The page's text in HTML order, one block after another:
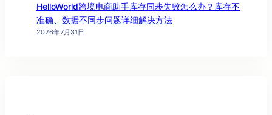
HelloWorld跨境电商助手库存同步失败怎么办？库存不
准确、数据不同步问题详细解决方法
2026年7月31日